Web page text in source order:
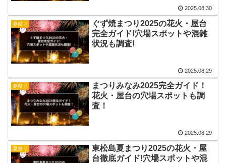
2025.08.30
夏祭り
ぐず焼まつり2025の花火・屋台
完全ガイド!穴場スポットや混雑
状況も調査!
2025.08.29
夏祭り
まつりみなみ2025完全ガイド！
花火・屋台の穴場スポットも調
査！
2025.08.29
夏祭り
東松島夏まつり2025の花火・屋
台徹底ガイド!穴場スポットや混